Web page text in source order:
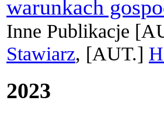
warunkach
Inne Publikacje
Stawiarz, [AUT.]
2023